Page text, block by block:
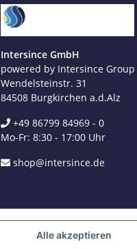
Jetzt anrufen
WhatsApp
+49 162 5669885
E-Mail schreiben
shop@intersince.de
Intersince GmbH
powered by Intersince Group
Wendelsteinstr. 31
84508 Burgkirchen a.d.Alz
+49 86799 84969 - 0
Mo-Fr: 8:30 - 17:00 Uhr
shop@intersince.de
Alle akzeptieren